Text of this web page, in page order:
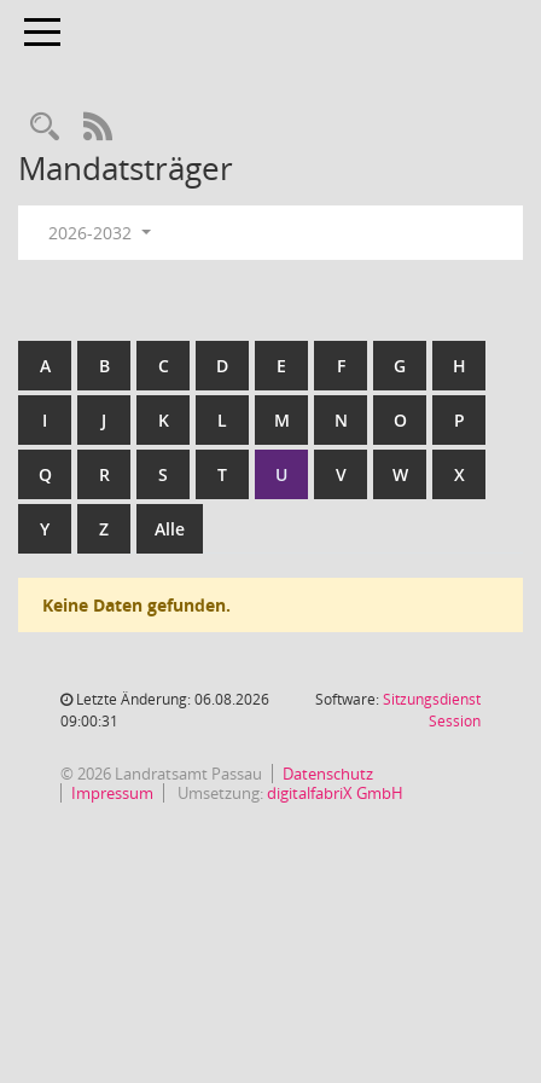
Toggle navigation
RSS-Feed
Mandatsträger
2026-2032
A B C D E F G H
I J K L M N O P
Q R S T U V W X
Y Z Alle
Keine Daten gefunden.
Letzte Änderung: 06.08.2026
09:00:31
Software:Sitzungsdienst
Session(Wird in
© 2026 Landratsamt Passau
Datenschutz
Impressum
Umsetzung:digitalfabriX GmbH